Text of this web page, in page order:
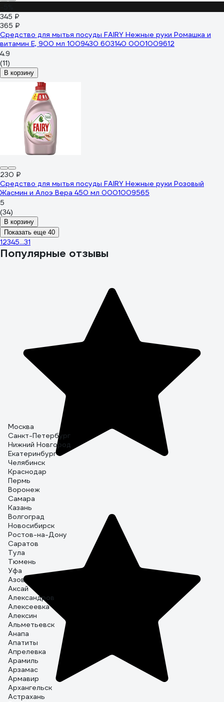
345 ₽
365 ₽
Средство для мытья посуды FAIRY Нежные руки Ромашка и
витамин Е, 900 мл 1009430 603140 0001009612
4.9
(11)
В корзину
230 ₽
Средство для мытья посуды FAIRY Нежные руки Розовый
Жасмин и Алоэ Вера 450 мл 0001009565
5
(34)
В корзину
Показать еще 40
12345...31
Популярные отзывы
Москва
Санкт-Петербург
Нижний Новгород
Екатеринбург
Челябинск
Краснодар
Пермь
Воронеж
Самара
Казань
Волгоград
Новосибирск
Ростов-на-Дону
Саратов
Тула
Тюмень
Уфа
Азов
Аксай
Александров
Алексеевка
Алексин
Альметьевск
Анапа
Апатиты
Апрелевка
Арамиль
Арзамас
Армавир
Архангельск
Астрахань